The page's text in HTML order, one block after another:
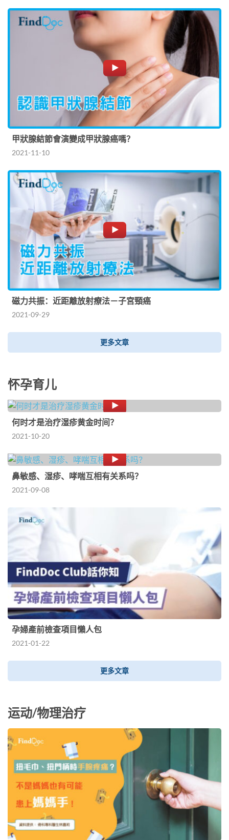
甲狀腺結節會演變成甲狀腺癌嗎？
2021-11-10
磁力共振：近距離放射療法－子宮頸癌
2021-09-29
更多文章
怀孕育儿
何时才是治疗湿疹黄金时间？
2021-10-20
鼻敏感、湿疹、哮喘互相有关系吗？
2021-09-08
孕婦產前檢查項目懶人包
2021-01-22
更多文章
运动/物理治疗